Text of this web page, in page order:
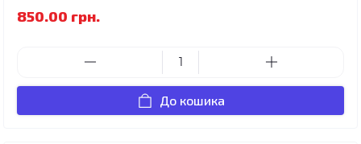
850.00 грн.
До кошика